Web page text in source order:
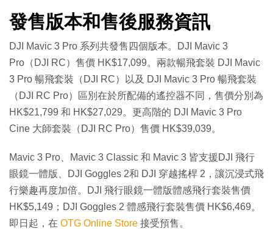
發售版本和售後服務資訊
DJI Mavic 3 Pro 系列共發售四個版本。DJI Mavic 3
Pro（DJI RC）售價 HK$17,099。兩款暢飛套裝 DJI Mavic
3 Pro 暢飛套裝（DJI RC）以及 DJI Mavic 3 Pro 暢飛套裝
（DJI RC Pro）區別在於所配備的遙控器不同，售價分別為
HK$21,799 和 HK$27,029。更高階的 DJI Mavic 3 Pro
Cine 大師套裝（DJI RC Pro）售價 HK$39,039。
Mavic 3 Pro、Mavic 3 Classic 和 Mavic 3 皆支援DJI 飛行
眼鏡一體版、DJI Goggles 2和 DJI 穿越搖桿 2，讓沉浸式飛
行樂趣再度加倍。DJI 飛行眼鏡一體版體感飛行套裝售價
HK$5,149；DJI Goggles 2 體感飛行套裝售價 HK$6,469。
即日起，在 OTG Online Store 接受預售。